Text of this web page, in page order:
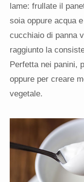
lame: frullate il
soia oppure acqua
cucchiaio di panna
raggiunto la
Perfetta nei panini,
oppure per creare
vegetale.